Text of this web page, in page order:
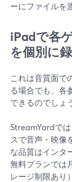
ーにファイルを
iPadで各
を個別に
これは音質面で
る場合でも、各
できるのでしょ
StreamYardで
スで音声・映像
な品質はインタ
無料プランでは
レージ制限あり